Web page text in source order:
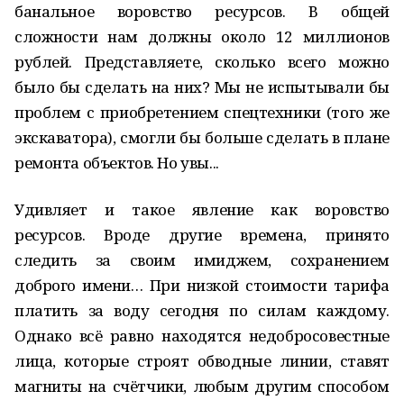
банальное воровство ресурсов. В общей
сложности нам должны около 12 миллионов
рублей. Представляете, сколько всего можно
было бы сделать на них? Мы не испытывали бы
проблем с приобретением спецтехники (того же
экскаватора), смогли бы больше сделать в плане
ремонта объектов. Но увы...
Удивляет и такое явление как воровство
ресурсов. Вроде другие времена, принято
следить за своим имиджем, сохранением
доброго имени… При низкой стоимости тарифа
платить за воду сегодня по силам каждому.
Однако всё равно находятся недобросовестные
лица, которые строят обводные линии, ставят
магниты на счётчики, любым другим способом